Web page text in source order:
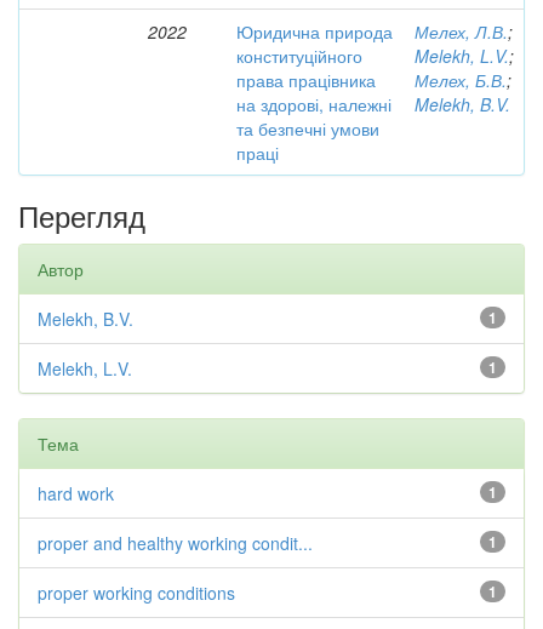
2022
Юридична природа
конституційного
права працівника
на здорові, належні
та безпечні умови
праці
Мелех, Л.В.;
Melekh, L.V.;
Мелех, Б.В.;
Melekh, B.V.
Перегляд
Автор
1
Melekh, B.V.
1
Melekh, L.V.
Тема
1
hard work
1
proper and healthy working condit...
1
proper working conditions